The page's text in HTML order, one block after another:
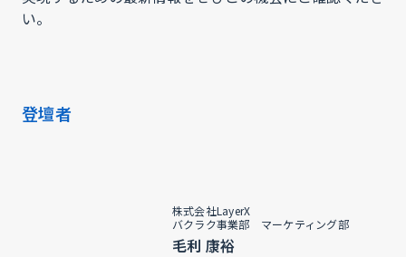
い。
登壇者
株式会社LayerX
バクラク事業部 マーケティング部
毛利 康裕